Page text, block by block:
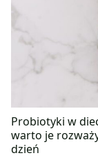
Probiotyki w
warto je
dzień